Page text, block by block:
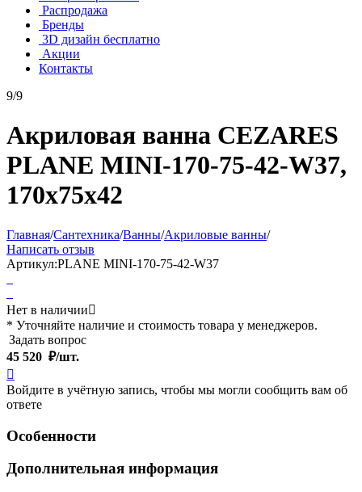
Распродажа
Бренды
3D дизайн бесплатно
Акции
Контакты
9/9
Акриловая ванна CEZARES
PLANE MINI-170-75-42-W37,
170x75x42
Главная/Сантехника/Ванны/Акриловые ванны/
Написать отзыв
Артикул:PLANE MINI-170-75-42-W37
Нет в наличии
* Уточняйте наличие и стоимость товара у менеджеров.
Задать вопрос
45 520 ₽/шт.

Войдите в учётную запись, чтобы мы могли сообщить вам об
ответе
Особенности
Дополнительная информация